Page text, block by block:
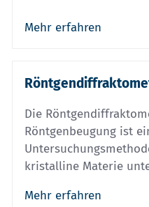
Mehr erfahren
Die
Röntgenbeugung ist
kristalline Materie
Mehr erfahren